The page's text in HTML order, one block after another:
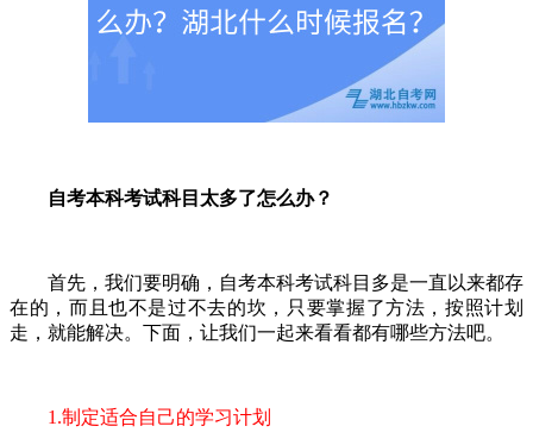
自考本科考试科目太多了怎么办？
首先，我们要明确，自考本科考试科目多是一直以来都存
在的，而且也不是过不去的坎，只要掌握了方法，按照计划
走，就能解决。下面，让我们一起来看看都有哪些方法吧。
1.制定适合自己的学习计划